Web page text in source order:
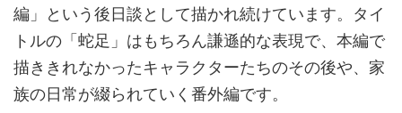
編」という後日談として描かれ続けています。タイ
トルの「蛇足」はもちろん謙遜的な表現で、本編で
描ききれなかったキャラクターたちのその後や、家
族の日常が綴られていく番外編です。